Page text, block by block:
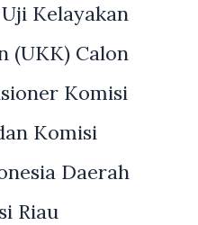
Kelayakan
(UKK) Calon
Komisi
Komisi
Daerah
Riau